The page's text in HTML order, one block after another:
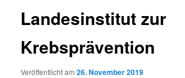
Landesinstitut zur
Krebsprävention
Veröffentlicht am26. November 2019